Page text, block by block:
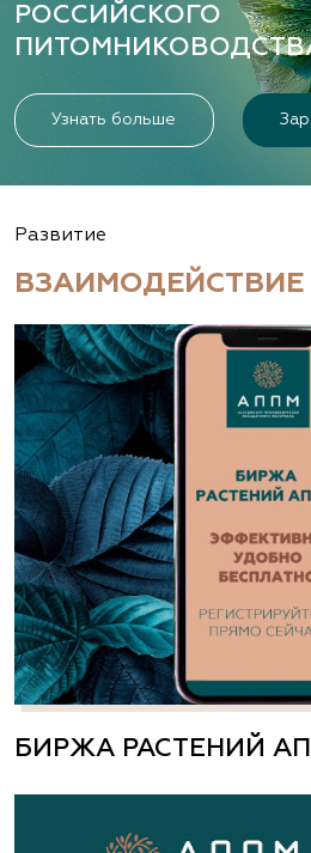
РОССИЙСКОГО
Узнать больше
Развитие
ВЗАИМОДЕЙСТВИЕ
БИРЖА РАСТЕНИЙ